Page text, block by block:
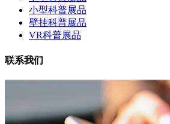
小型科普展品
壁挂科普展品
VR科普展品
联系我们